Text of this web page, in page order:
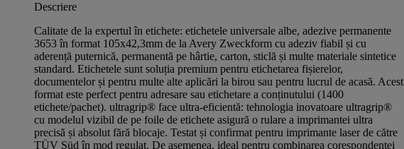
Descriere
Calitate de la expertul în etichete: etichetele universale albe, adezive permanente
3653 în format 105x42,3mm de la Avery Zweckform cu adeziv fiabil și cu
aderență puternică, permanentă pe hârtie, carton, sticlă și multe materiale sintetice
standard. Etichetele sunt soluția premium pentru etichetarea fișierelor,
documentelor și pentru multe alte aplicări la birou sau pentru lucrul de acasă. Acest
format este perfect pentru adresare sau etichetare a conținutului (1400
etichete/pachet). ultragrip® face ultra-eficientă: tehnologia inovatoare ultragrip®
cu modelul vizibil de pe foile de etichete asigură o rulare a imprimantei ultra
precisă și absolut fără blocaje. Testat și confirmat pentru imprimante laser de către
TÜV Süd în mod regulat. De asemenea, ideal pentru combinarea corespondenței